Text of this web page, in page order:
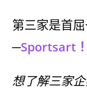
第三家是首
─Sportsart
想了解三家